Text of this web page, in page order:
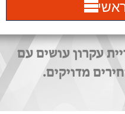
עקרון עושים עם
מדויקים.